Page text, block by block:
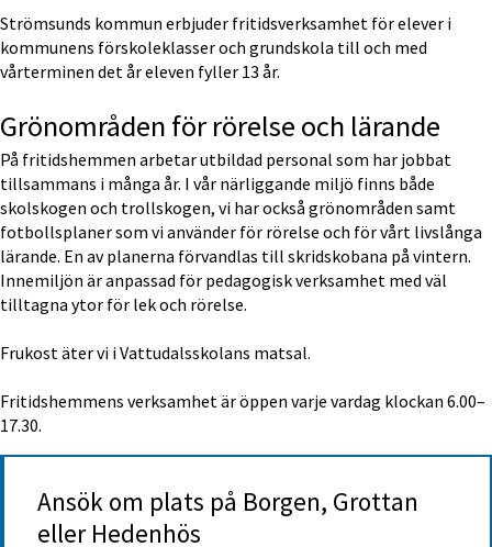
Strömsunds kommun erbjuder fritidsverksamhet för elever i
kommunens förskoleklasser och grundskola till och med
vårterminen det år eleven fyller 13 år.
Grönområden för rörelse och lärande
På fritidshemmen arbetar utbildad personal som har jobbat
tillsammans i många år. I vår närliggande miljö finns både
skolskogen och trollskogen, vi har också grönområden samt
fotbollsplaner som vi använder för rörelse och för vårt livslånga
lärande. En av planerna förvandlas till skridskobana på vintern.
Innemiljön är anpassad för pedagogisk verksamhet med väl
tilltagna ytor för lek och rörelse.
Frukost äter vi i Vattudalsskolans matsal.
Fritidshemmens verksamhet är öppen varje vardag klockan 6.00–
17.30.
Ansök om plats på Borgen, Grottan
eller Hedenhös